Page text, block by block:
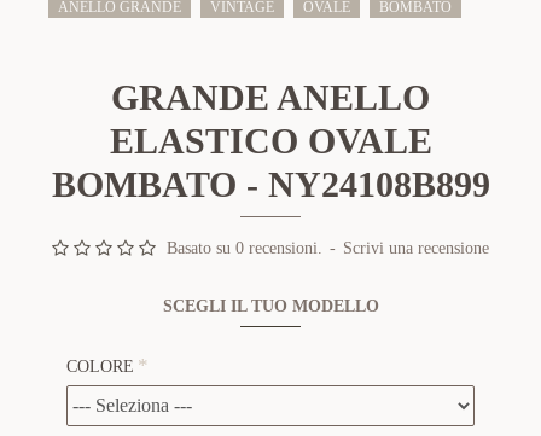
ANELLO GRANDE
VINTAGE OVALE BOMBATO
GRANDE ANELLO
ELASTICO OVALE
BOMBATO - NY24108B899
Basato su 0 recensioni. - Scrivi una recensione
SCEGLI IL TUO MODELLO
COLORE